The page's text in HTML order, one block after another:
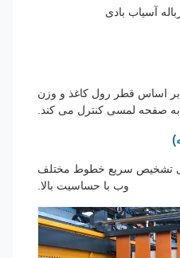
قطر رول کاغذ و وزن
لمسی کنترل می کند.
سریع خطوط مختلف
وب با حساسیت بالا.